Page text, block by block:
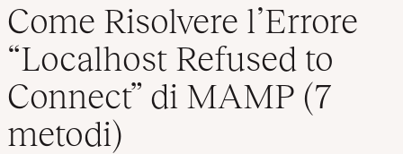
Come Risolvere l’Errore
“Localhost Refused to
Connect” di MAMP (7
metodi)